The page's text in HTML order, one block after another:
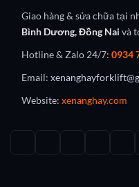
Giao hàng & sửa chữa tại
Bình Dương, Đồng Nai và
Hotline & Zalo 24/7: 0934
Email:
Website: xenanghay.com